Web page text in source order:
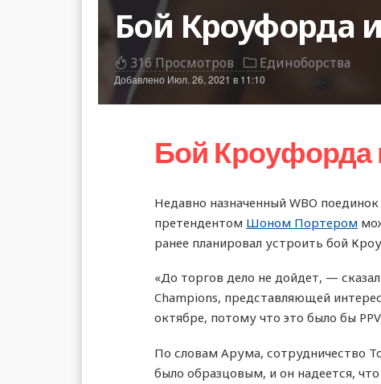
Бой Кроуфорда
316 Просмотров Единоборства
Добавлено Июл. 26, 2021 в 11:10
Бой Кроуфорда
Недавно назначенный WBO
претендентом Шоном Портером
ранее планировал устроить бой
«До торгов дело не дойдет, —
Champions, представляющей
октябре, потому что это было бы
По словам Арума, сотрудничество
было образцовым, и он надеется,